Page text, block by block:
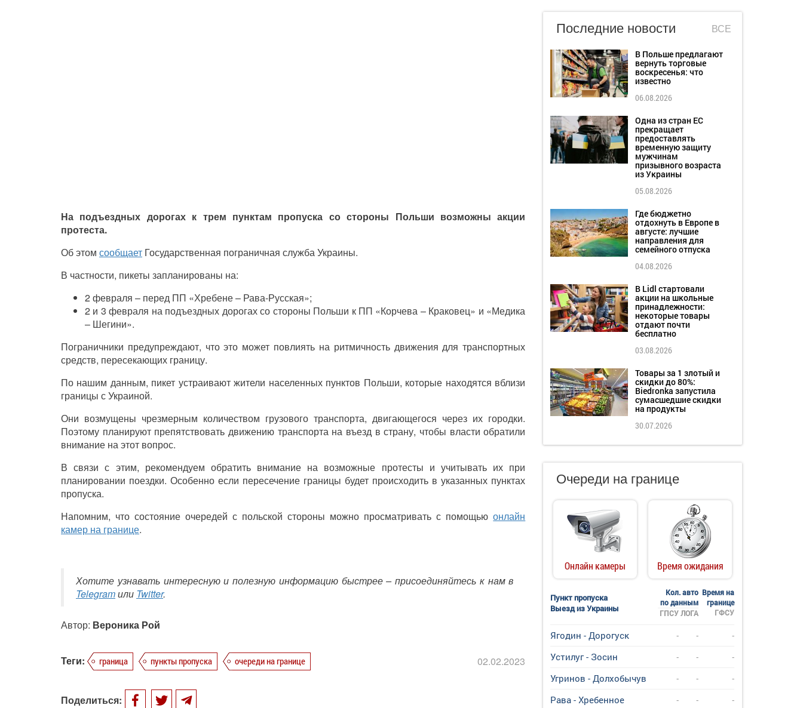
На подъездных дорогах к трем пунктам пропуска со стороны Польши возможны акции
протеста.
Об этом сообщает Государственная пограничная служба Украины.
В частности, пикеты запланированы на:
2 февраля – перед ПП «Хребене – Рава-Русская»;
2 и 3 февраля на подъездных дорогах со стороны Польши к ПП «Корчева – Краковец» и «Медика
– Шегини».
Пограничники предупреждают, что это может повлиять на ритмичность движения для транспортных
средств, пересекающих границу.
По нашим данным, пикет устраивают жители населенных пунктов Польши, которые находятся вблизи
границы с Украиной.
Они возмущены чрезмерным количеством грузового транспорта, двигающегося через их городки.
Поэтому планируют препятствовать движению транспорта на въезд в страну, чтобы власти обратили
внимание на этот вопрос.
В связи с этим, рекомендуем обратить внимание на возможные протесты и учитывать их при
планировании поездки. Особенно если пересечение границы будет происходить в указанных пунктах
пропуска.
Напомним, что состояние очередей с польской стороны можно просматривать с помощьюонлайн
камер на границе.
Хотите узнавать интересную и полезную информацию быстрее – присоединяйтесь к нам в
Telegramили Twitter.
Автор: Вероника Рой
Теги: граница пункты пропуска очереди на границе 02.02.2023
Поделиться:
Последние новости ВСЕ
В Польше предлагают
вернуть торговые
воскресенья: что
известно
06.08.2026
Одна из стран ЕС
прекращает
предоставлять
временную защиту
мужчинам
призывного возраста
из Украины
05.08.2026
Где бюджетно
отдохнуть в Европе в
августе: лучшие
направления для
семейного отпуска
04.08.2026
В Lidl стартовали
акции на школьные
принадлежности:
некоторые товары
отдают почти
бесплатно
03.08.2026
Товары за 1 злотый и
скидки до 80%:
Biedronka запустила
сумасшедшие скидки
на продукты
30.07.2026
Очереди на границе
Онлайн камеры Время ожидания
Пункт пропуска
Выезд из Украины
Кол. авто
по данным
Время на
границе
ГФСУ
ГПСУ ЛОГА
Ягодин - Дорогуск - -
-
Устилуг - Зосин
- -
-
Угринов - Долхобычув
- -
-
Рава - Хребенное
- -
-